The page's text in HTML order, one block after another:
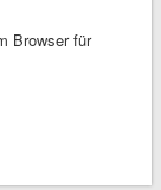
Browser für